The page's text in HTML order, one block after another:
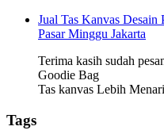
Jual Tas Kanvas Desain
Pasar Minggu Jakarta
Terima kasih sudah
Goodie Bag
Tas kanvas Lebih
Tags